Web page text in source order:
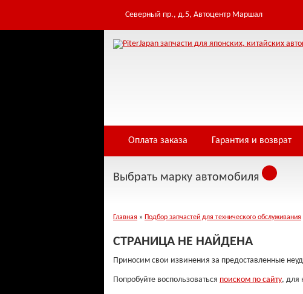
Table 'infowe4f_pjfwds.tomod' doesn't exist Warning: Cannot modify header
/home/i/infowe4f/piterjapan.ru/public_html/controllers/404.php on line 3
Северный пр., д.5, Автоцентр Маршал
Оплата заказа Гарантия и возврат
Выбрать марку автомобиля
Главная » Подбор запчастей для технического обслуживания
СТРАНИЦА НЕ НАЙДЕНА
Приносим свои извинения за предоставленные
Попробуйте воспользоваться поиском по сайту, для